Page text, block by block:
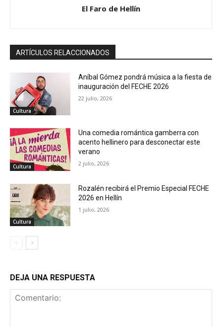
El Faro de Hellín
ARTÍCULOS RELACCIONADOS
Cultura
Aníbal Gómez pondrá música a la fiesta de
inauguración del FECHE 2026
22 julio, 2026
Cultura
Una comedia romántica gamberra con
acento hellinero para desconectar este
verano
2 julio, 2026
Cultura
Rozalén recibirá el Premio Especial FECHE
2026 en Hellín
1 julio, 2026
DEJA UNA RESPUESTA